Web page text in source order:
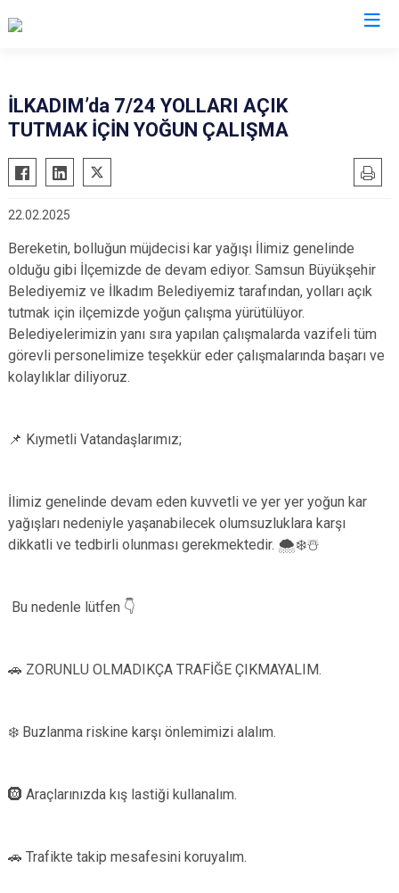
19 Mayıs
Alaçam
Ayvacık
Bafra
Çarşamba
Havza
Kavak
Ladik
Salıpazarı
Yakakent
Atakum
Canik
İlkadım
İLKADIM’da 7/24 YOLLARI AÇIK
TUTMAK İÇİN YOĞUN ÇALIŞMA
22.02.2025
Bereketin, bolluğun müjdecisi kar yağışı İlimiz genelinde
olduğu gibi İlçemizde de devam ediyor. Samsun Büyükşehir
Belediyemiz ve İlkadım Belediyemiz tarafından, yolları açık
tutmak için ilçemizde yoğun çalışma yürütülüyor.
Belediyelerimizin yanı sıra yapılan çalışmalarda vazifeli tüm
görevli personelimize teşekkür eder çalışmalarında başarı ve
kolaylıklar diliyoruz.
📌 Kıymetli Vatandaşlarımız;
İlimiz genelinde devam eden kuvvetli ve yer yer yoğun kar
yağışları nedeniyle yaşanabilecek olumsuzluklara karşı
dikkatli ve tedbirli olunması gerekmektedir. 🌨❄️☃️
Bu nedenle lütfen 👇
🚗 ZORUNLU OLMADIKÇA TRAFİĞE ÇIKMAYALIM.
❄️ Buzlanma riskine karşı önlemimizi alalım.
🛞 Araçlarınızda kış lastiği kullanalım.
🚗 Trafikte takip mesafesini koruyalım.